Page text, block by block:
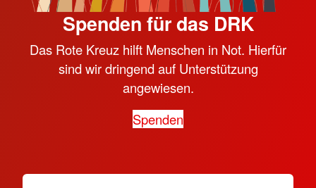
Spenden für das DRK
Das Rote Kreuz hilft Menschen in Not. Hierfür
sind wir dringend auf Unterstützung
angewiesen.
Spenden